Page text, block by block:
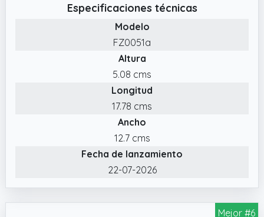
talleres de arte, decoración del hogar
personalizada o como una actividad
relajante para fomentar la concentración y
✔️ Piedras de calidad seleccionadas: El set de
Piedras para Pintar incluye 25 piedras de río
naturales, de 46cm, ideales para que las
tomen los manos pequeñas. Seleccionadas a
mano sin rebabas ni bordes afilados, sus
Especificaciones técnicas
Modelo
FZ0051a
Altura
5.08 cms
Longitud
17.78 cms
Ancho
12.7 cms
Fecha de lanzamiento
22-07-2026
Mejor #6